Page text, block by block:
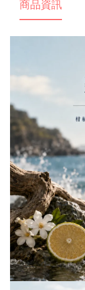
商品資訊